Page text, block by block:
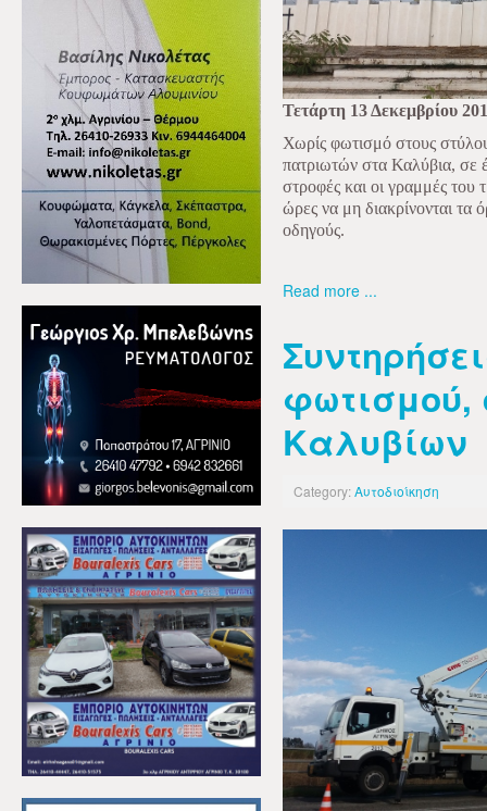
Τετάρτη 13 Δεκεμβρίου
Χωρίς φωτισμό στους
πατριωτών στα Καλύβια, σε
στροφές και οι γραμμές του
ώρες να μη διακρίνονται τα
οδηγούς.
Read more ...
φωτισμού,
Καλυβίων
Category:Αυτοδιοίκηση